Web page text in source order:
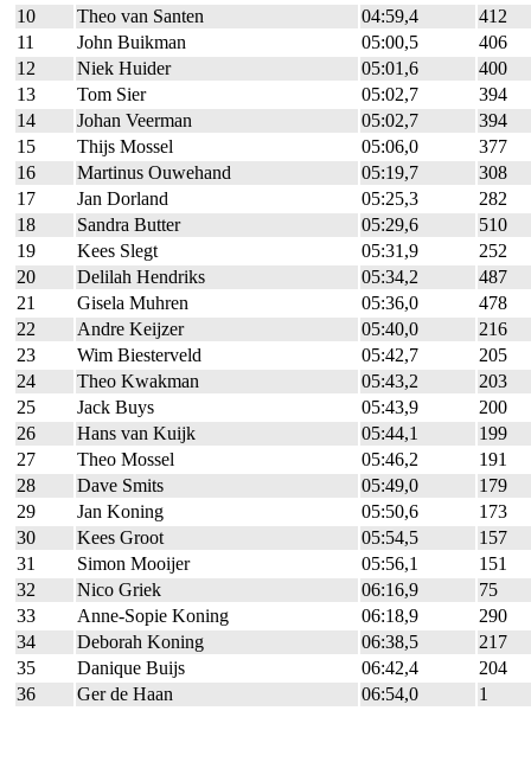
10
Theo van Santen 04:59,4
412
11
John Buikman 05:00,5
406
12
Niek Huider 05:01,6
400
13
Tom Sier 05:02,7
394
14
Johan Veerman 05:02,7
394
15
Thijs Mossel 05:06,0
377
16
Martinus Ouwehand 05:19,7
308
17
Jan Dorland 05:25,3
282
18
Sandra Butter 05:29,6
510
19
Kees Slegt 05:31,9
252
20
Delilah Hendriks 05:34,2
487
21
Gisela Muhren 05:36,0
478
22
Andre Keijzer 05:40,0
216
23
Wim Biesterveld 05:42,7
205
24
Theo Kwakman 05:43,2
203
25
Jack Buys 05:43,9
200
26
Hans van Kuijk 05:44,1
199
27
Theo Mossel 05:46,2
191
28
Dave Smits 05:49,0
179
29
Jan Koning 05:50,6
173
30
Kees Groot 05:54,5
157
31
Simon Mooijer 05:56,1
151
32
Nico Griek 06:16,9
75
33
Anne-Sopie Koning 06:18,9
290
34
Deborah Koning 06:38,5
217
35
Danique Buijs 06:42,4
204
36
Ger de Haan 06:54,0 1